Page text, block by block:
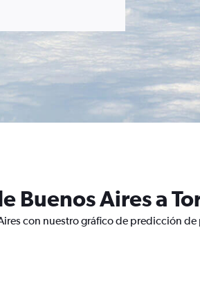
Buenos Aires a
con nuestro gráfico de predicción de